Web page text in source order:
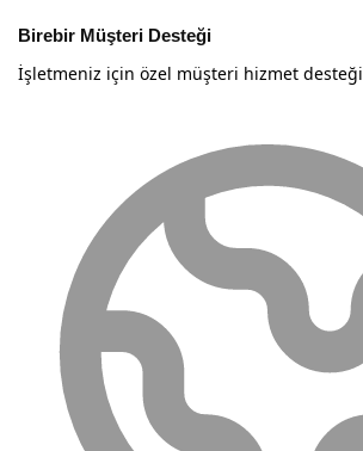
Birebir Müşteri Desteği
İşletmeniz için özel müşteri hizmet desteği